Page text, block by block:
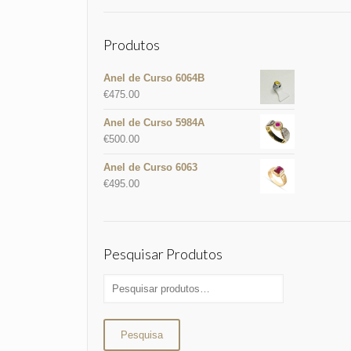
Produtos
Anel de Curso 6064B
€475.00
Anel de Curso 5984A
€500.00
Anel de Curso 6063
€495.00
Pesquisar Produtos
Pesquisa